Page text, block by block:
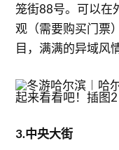
笼街88号。可以在
观（需要购买门票
目，满满的异域风情
3.中央大街